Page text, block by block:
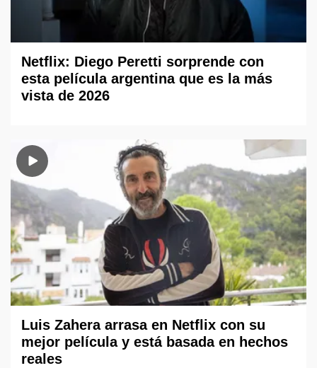
Netflix: Diego Peretti sorprende con
esta película argentina que es la más
vista de 2026
Luis Zahera arrasa en Netflix con su
mejor película y está basada en hechos
reales